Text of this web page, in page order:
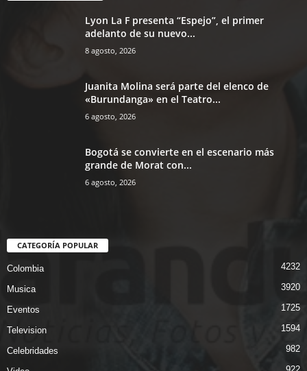
Lyon La F presenta “Espejo”, el primer
adelanto de su nuevo...
8 agosto, 2026
Juanita Molina será parte del elenco de
«Burundanga» en el Teatro...
6 agosto, 2026
Bogotá se convierte en el escenario más
grande de Morat con...
6 agosto, 2026
CATEGORÍA POPULAR
Colombia 4232
Musica 3920
Eventos 1725
Television 1594
Celebridades 982